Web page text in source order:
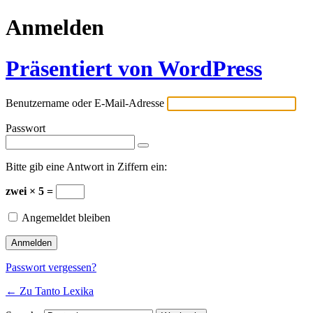
Anmelden
Präsentiert von WordPress
Benutzername oder E-Mail-Adresse
Passwort
Bitte gib eine Antwort in Ziffern ein:
zwei × 5 =
Angemeldet bleiben
Passwort vergessen?
← Zu Tanto Lexika